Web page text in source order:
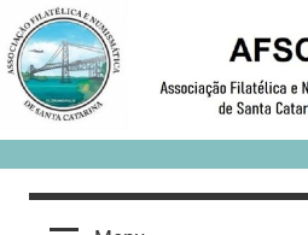
Skip
to
content